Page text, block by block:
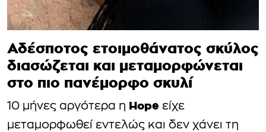
Αδέσποτος ετοιμοθάνατος σκύλος
διασώζεται και μεταμορφώνεται
στο πιο πανέμορφο σκυλί
10 μήνες αργότερα η Hope είχε
μεταμορφωθεί εντελώς και δεν χάνει τη